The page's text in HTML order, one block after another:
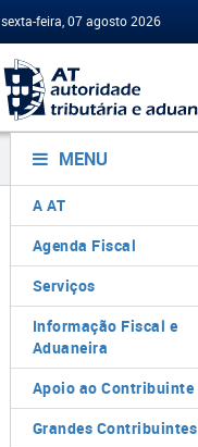
sexta-feira, 07 agosto 2026
MENU
A AT
Agenda Fiscal
Serviços
Informação Fiscal e
Aduaneira
Apoio ao Contribuinte
Grandes Contribuintes